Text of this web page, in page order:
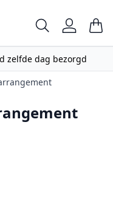
Zoek
zelfde dag bezorgd